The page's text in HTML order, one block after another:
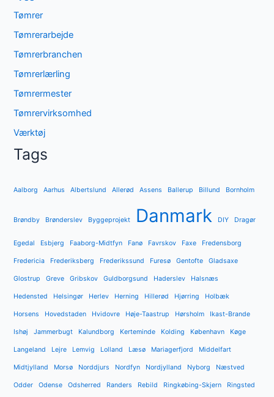
Tømrer
Tømrerarbejde
Tømrerbranchen
Tømrerlærling
Tømrermester
Tømrervirksomhed
Værktøj
Tags
Aalborg Aarhus Albertslund Allerød Assens Ballerup Billund Bornholm
Brøndby Brønderslev Byggeprojekt Danmark DIY Dragør
Egedal Esbjerg Faaborg-Midtfyn Fanø Favrskov Faxe Fredensborg
Fredericia Frederiksberg Frederikssund Furesø Gentofte Gladsaxe
Glostrup Greve Gribskov Guldborgsund Haderslev Halsnæs
Hedensted Helsingør Herlev Herning Hillerød Hjørring Holbæk
Horsens Hovedstaden Hvidovre Høje-Taastrup Hørsholm Ikast-Brande
Ishøj Jammerbugt Kalundborg Kerteminde Kolding København Køge
Langeland Lejre Lemvig Lolland Læsø Mariagerfjord Middelfart
Midtjylland Morsø Norddjurs Nordfyn Nordjylland Nyborg Næstved
Odder Odense Odsherred Randers Rebild Ringkøbing-Skjern Ringsted